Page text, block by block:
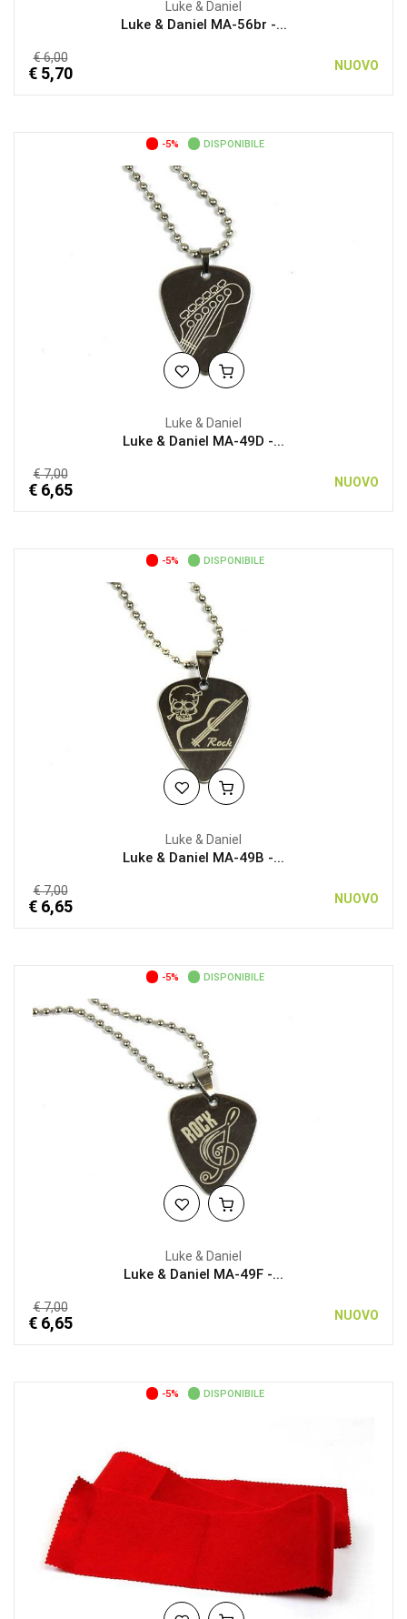
Luke & Daniel
Luke & Daniel MA-56br -...
€ 6,00
€ 5,70 NUOVO
-5% DISPONIBILE
Luke & Daniel
Luke & Daniel MA-49D -...
€ 7,00
€ 6,65 NUOVO
-5% DISPONIBILE
Luke & Daniel
Luke & Daniel MA-49B -...
€ 7,00
€ 6,65 NUOVO
-5% DISPONIBILE
Luke & Daniel
Luke & Daniel MA-49F -...
€ 7,00
€ 6,65 NUOVO
-5% DISPONIBILE